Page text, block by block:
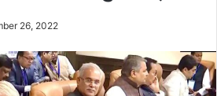
26, 2022